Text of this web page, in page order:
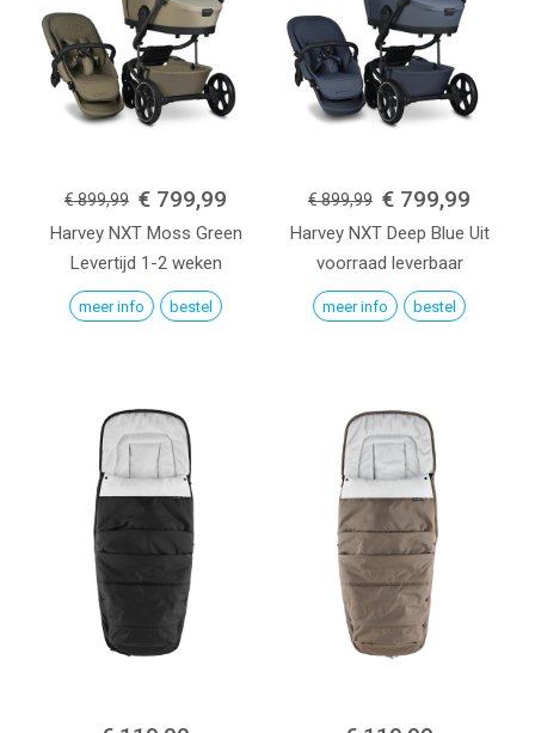
€ 899,99 € 799,99
Harvey NXT Moss Green
Levertijd 1-2 weken
meer info bestel
€ 899,99 € 799,99
Harvey NXT Deep Blue Uit
voorraad leverbaar
meer info bestel